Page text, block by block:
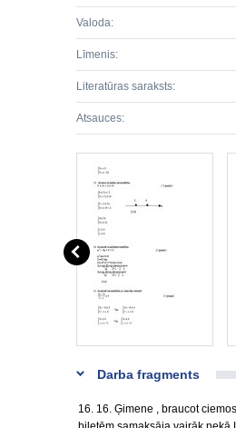
Valoda:
Līmenis:
Literatūras saraksts:
Atsauces:
Darba fragments
16. 16. Ģimene , braucot